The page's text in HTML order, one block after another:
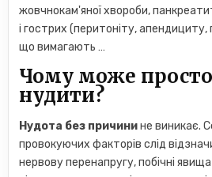
жовчнокам'яної хвороби,
і гострих (перитоніту, апендициту,
що вимагають …
Чому може
нудити?
Нудота без причинине виникає.
провокуючих факторів слід
нервову перенапругу, побічні